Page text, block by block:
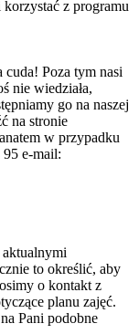
z programu
cuda! Poza tym nasi
nie wiedziała,
go na naszej
na stronie
w przypadku
e-mail:
aktualnymi
to określić, aby
o kontakt z
planu zajęć.
Pani podobne